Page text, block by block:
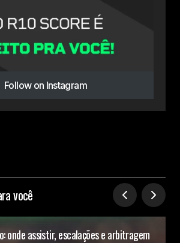
Follow on Instagram
você
onde assistir, escalações e arbitragem